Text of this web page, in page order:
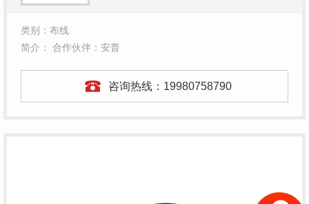
类别：布线
简介： 合作伙伴：安普
咨询热线： 19980758790